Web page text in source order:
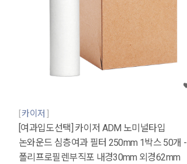
카이저
[여과입도선택] 카이저 ADM 노미널타입
논와운드 심층여과 필터 250mm 1박스 50개 -
폴리프로필렌부직포 내경30mm 외경62mm